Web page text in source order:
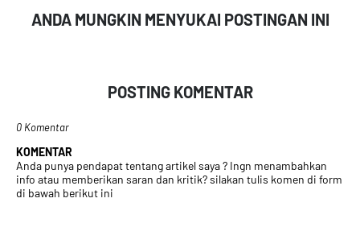
ANDA MUNGKIN MENYUKAI POSTINGAN INI
POSTING KOMENTAR
0 Komentar
KOMENTAR
Anda punya pendapat tentang artikel saya ? Ingn menambahkan
info atau memberikan saran dan kritik? silakan tulis komen di form
di bawah berikut ini